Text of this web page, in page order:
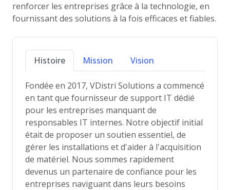
renforcer les entreprises grâce à la technologie, en
fournissant des solutions à la fois efficaces et fiables.
Histoire Mission Vision
Fondée en 2017, VDistri Solutions a commencé
en tant que fournisseur de support IT dédié
pour les entreprises manquant de
responsables IT internes. Notre objectif initial
était de proposer un soutien essentiel, de
gérer les installations et d'aider à l'acquisition
de matériel. Nous sommes rapidement
devenus un partenaire de confiance pour les
entreprises naviguant dans leurs besoins